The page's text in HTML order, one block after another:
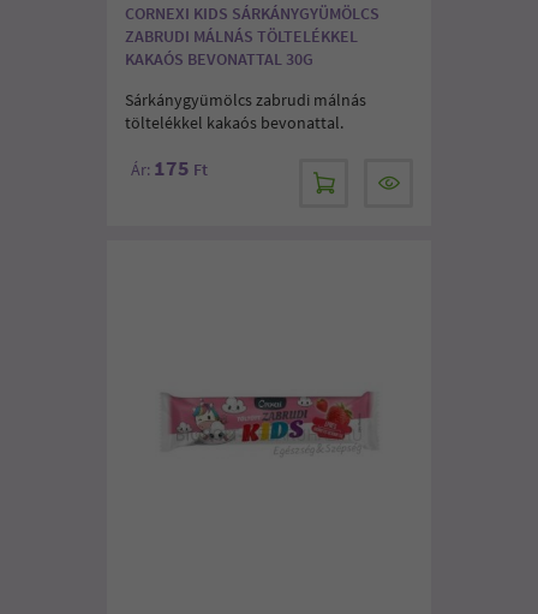
CORNEXI KIDS SÁRKÁNYGYÜMÖLCS
ZABRUDI MÁLNÁS TÖLTELÉKKEL
KAKAÓS BEVONATTAL 30G
Sárkánygyümölcs zabrudi málnás
töltelékkel kakaós bevonattal.
Ár: 175 Ft